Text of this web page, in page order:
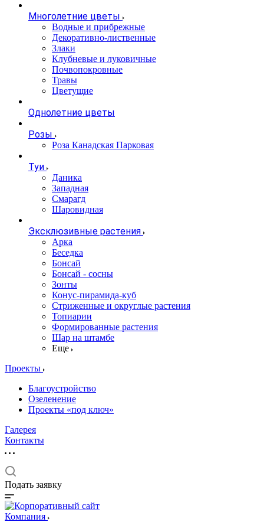
Многолетние цветы
Водные и прибрежные
Декоративно-лиственные
Злаки
Клубневые и луковичные
Почвопокровные
Травы
Цветущие
Однолетние цветы
Розы
Роза Канадская Парковая
Туи
Даника
Западная
Смарагд
Шаровидная
Эксклюзивные растения
Арка
Беседка
Бонсай
Бонсай - сосны
Зонты
Конус-пирамида-куб
Стриженные и округлые растения
Топиарии
Формированные растения
Шар на штамбе
Еще
Проекты
Благоустройство
Озеленение
Проекты «под ключ»
Галерея
Контакты
Подать заявку
Компания